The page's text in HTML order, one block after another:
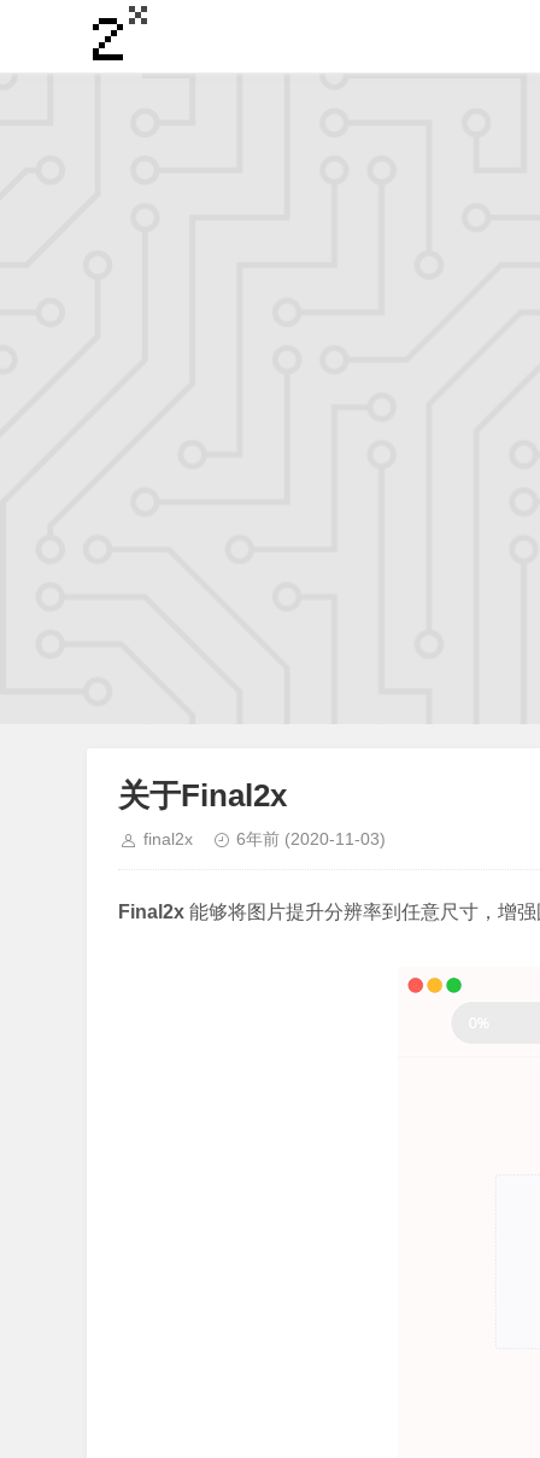
关于Final2x
final2x 6年前 (2020-11-03)
Final2x 能够将图片提升分辨率到任意尺寸，增